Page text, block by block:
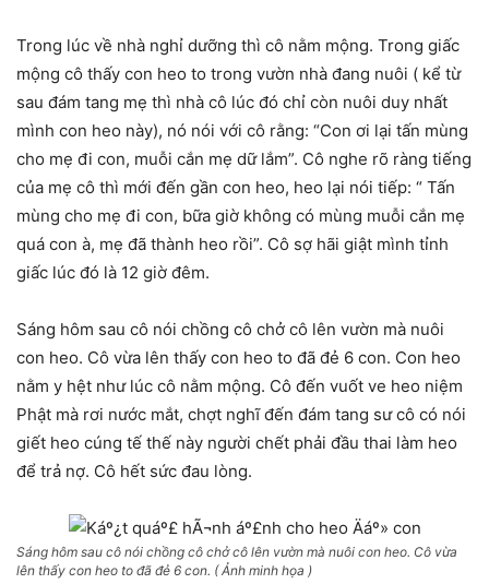
Trong lúc về nhà nghỉ dưỡng thì cô nằm mộng. Trong giấc
mộng cô thấy con heo to trong vườn nhà đang nuôi ( kể từ
sau đám tang mẹ thì nhà cô lúc đó chỉ còn nuôi duy nhất
mình con heo này), nó nói với cô rằng: “Con ơi lại tấn mùng
cho mẹ đi con, muỗi cắn mẹ dữ lắm”. Cô nghe rõ ràng tiếng
của mẹ cô thì mới đến gần con heo, heo lại nói tiếp: “ Tấn
mùng cho mẹ đi con, bữa giờ không có mùng muỗi cắn mẹ
quá con à, mẹ đã thành heo rồi”. Cô sợ hãi giật mình tỉnh
giấc lúc đó là 12 giờ đêm.
Sáng hôm sau cô nói chồng cô chở cô lên vườn mà nuôi
con heo. Cô vừa lên thấy con heo to đã đẻ 6 con. Con heo
nằm y hệt như lúc cô nằm mộng. Cô đến vuốt ve heo niệm
Phật mà rơi nước mắt, chợt nghĩ đến đám tang sư cô có nói
giết heo cúng tế thế này người chết phải đầu thai làm heo
để trả nợ. Cô hết sức đau lòng.
Sáng hôm sau cô nói chồng cô chở cô lên vườn mà nuôi con heo. Cô vừa
lên thấy con heo to đã đẻ 6 con. ( Ảnh minh họa )